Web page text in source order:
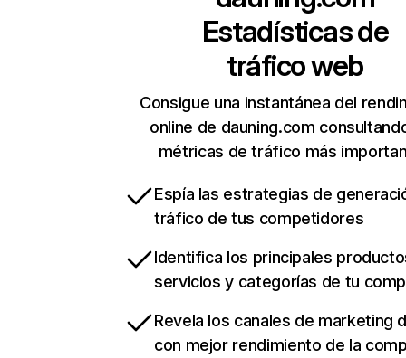
Estadísticas de
tráfico web
Consigue una instantánea del
online de dauning.com
métricas de tráfico más
Espía las estrategias de
tráfico de tus competidores
Identifica los principales
servicios y categorías de tu
Revela los canales de marketing
con mejor rendimiento de la